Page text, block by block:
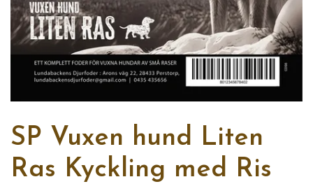
SP Vuxen hund Liten
Ras Kyckling med Ris